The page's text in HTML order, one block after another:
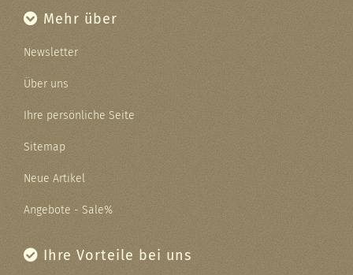
Mehr über
Newsletter
Über uns
Ihre persönliche Seite
Sitemap
Neue Artikel
Angebote - Sale%
Ihre Vorteile bei uns